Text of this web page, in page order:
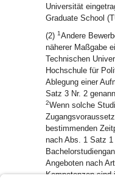
Universität
Graduate School
(2) 1Andere
näherer Maßgabe
Technischen
Hochschule für
Ablegung einer
Satz 3 Nr. 2
2Wenn solche
bestimmenden
nach Abs. 1 Satz
Angeboten nach
Kompetenzen sind